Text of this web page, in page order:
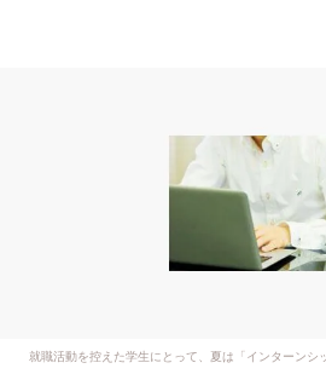
就職活動を控えた学生にとって、夏は「インターンシ